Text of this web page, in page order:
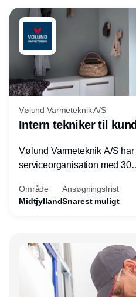
Vølund Varmeteknik A/S
Intern tekniker til
Vølund Varmeteknik A/S har
serviceorganisation med 30
søger nu endnu en teknisk
gang til kundesupport på
Område
Midtjylland
Ansøgningsfrist
Snarest muligt